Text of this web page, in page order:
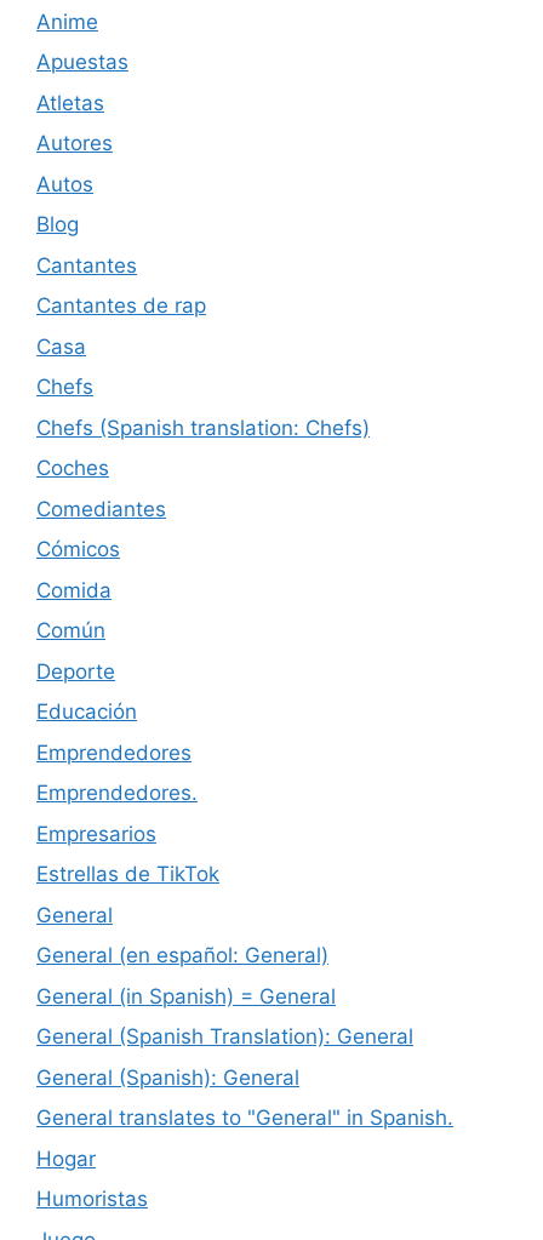
Anime
Apuestas
Atletas
Autores
Autos
Blog
Cantantes
Cantantes de rap
Casa
Chefs
Chefs (Spanish translation: Chefs)
Coches
Comediantes
Cómicos
Comida
Común
Deporte
Educación
Emprendedores
Emprendedores.
Empresarios
Estrellas de TikTok
General
General (en español: General)
General (in Spanish) = General
General (Spanish Translation): General
General (Spanish): General
General translates to "General" in Spanish.
Hogar
Humoristas